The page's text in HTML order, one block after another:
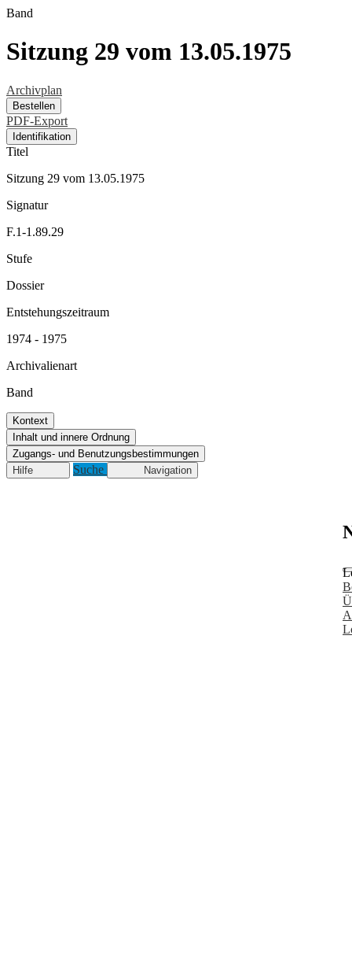
Band
Sitzung 29 vom 13.05.1975
Archivplan
Bestellen
PDF-Export
Identifikation
Titel
Sitzung 29 vom 13.05.1975
Signatur
F.1-1.89.29
Stufe
Dossier
Entstehungszeitraum
1974 - 1975
Archivalienart
Band
Kontext
Inhalt und innere Ordnung
Zugangs- und Benutzungsbestimmungen
Hilfe
Suche Navigation